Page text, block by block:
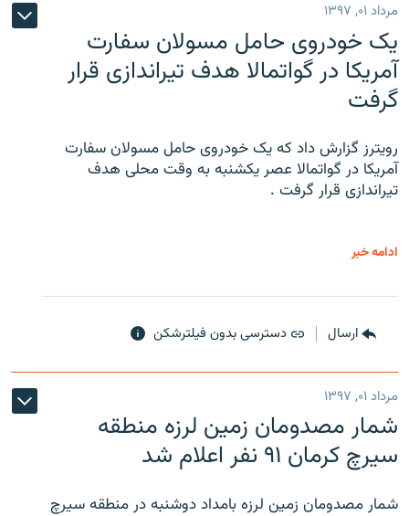
مرداد ۰۱, ۱۳۹۷
یک خودروی حامل مسولان سفارت
آمریکا در گواتمالا هدف تیراندازی قرار
گرفت
رویترز گزارش داد که یک خودروی حامل مسولان سفارت
آمریکا در گواتمالا عصر یکشنبه به وقت محلی هدف
تیراندازی قرار گرفت .
ادامه خبر
ارسال دسترسی بدون فیلترشکن
مرداد ۰۱, ۱۳۹۷
شمار مصدومان زمین لرزه منطقه
سیرچ کرمان ۹۱ نفر اعلام شد
شمار مصدومان زمین لرزه بامداد دوشنبه در منطقه سیرچ